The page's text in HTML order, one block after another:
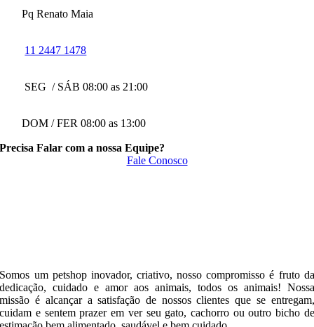
Pq Renato Maia
11 2447 1478
SEG / SÁB 08:00 as 21:00
DOM / FER 08:00 as 13:00
Precisa Falar com a nossa Equipe?
Fale Conosco
Somos um petshop inovador, criativo, nosso compromisso é fruto da
dedicação, cuidado e amor aos animais, todos os animais! Nossa
missão é alcançar a satisfação de nossos clientes que se entregam,
cuidam e sentem prazer em ver seu gato, cachorro ou outro bicho de